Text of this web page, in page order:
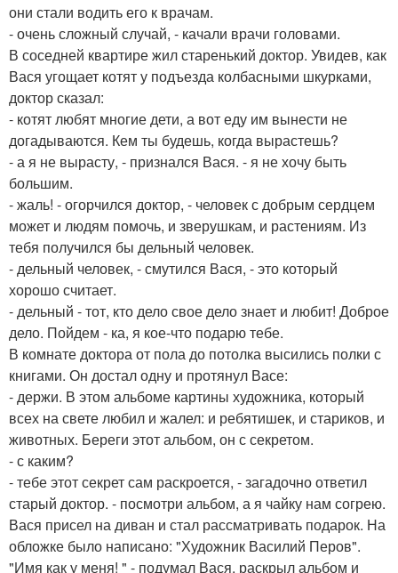
они стали водить его к врачам.
- очень сложный случай, - качали врачи головами.
В соседней квартире жил старенький доктор. Увидев, как
Вася угощает котят у подъезда колбасными шкурками,
доктор сказал:
- котят любят многие дети, а вот еду им вынести не
догадываются. Кем ты будешь, когда вырастешь?
- а я не вырасту, - признался Вася. - я не хочу быть
большим.
- жаль! - огорчился доктор, - человек с добрым сердцем
может и людям помочь, и зверушкам, и растениям. Из
тебя получился бы дельный человек.
- дельный человек, - смутился Вася, - это который
хорошо считает.
- дельный - тот, кто дело свое дело знает и любит! Доброе
дело. Пойдем - ка, я кое-что подарю тебе.
В комнате доктора от пола до потолка высились полки с
книгами. Он достал одну и протянул Васе:
- держи. В этом альбоме картины художника, который
всех на свете любил и жалел: и ребятишек, и стариков, и
животных. Береги этот альбом, он с секретом.
- с каким?
- тебе этот секрет сам раскроется, - загадочно ответил
старый доктор. - посмотри альбом, а я чайку нам согрею.
Вася присел на диван и стал рассматривать подарок. На
обложке было написано: "Художник Василий Перов".
"Имя как у меня! " - подумал Вася, раскрыл альбом и